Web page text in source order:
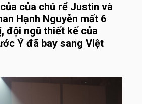
của chú rể Justin và
Hạnh Nguyễn mất 6
đội ngũ thiết kế của
Ý đã bay sang Việt